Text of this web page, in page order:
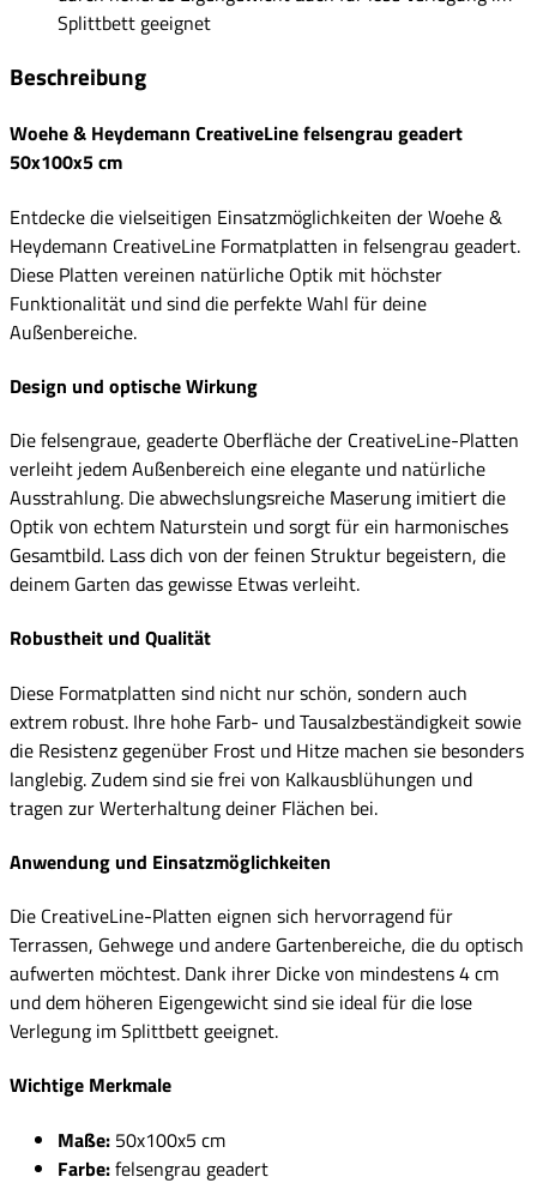
Splittbett geeignet
Beschreibung
Woehe & Heydemann CreativeLine felsengrau geadert
50x100x5 cm
Entdecke die vielseitigen Einsatzmöglichkeiten der Woehe &
Heydemann CreativeLine Formatplatten in felsengrau geadert.
Diese Platten vereinen natürliche Optik mit höchster
Funktionalität und sind die perfekte Wahl für deine
Außenbereiche.
Design und optische Wirkung
Die felsengraue, geaderte Oberfläche der CreativeLine-Platten
verleiht jedem Außenbereich eine elegante und natürliche
Ausstrahlung. Die abwechslungsreiche Maserung imitiert die
Optik von echtem Naturstein und sorgt für ein harmonisches
Gesamtbild. Lass dich von der feinen Struktur begeistern, die
deinem Garten das gewisse Etwas verleiht.
Robustheit und Qualität
Diese Formatplatten sind nicht nur schön, sondern auch
extrem robust. Ihre hohe Farb- und Tausalzbeständigkeit sowie
die Resistenz gegenüber Frost und Hitze machen sie besonders
langlebig. Zudem sind sie frei von Kalkausblühungen und
tragen zur Werterhaltung deiner Flächen bei.
Anwendung und Einsatzmöglichkeiten
Die CreativeLine-Platten eignen sich hervorragend für
Terrassen, Gehwege und andere Gartenbereiche, die du optisch
aufwerten möchtest. Dank ihrer Dicke von mindestens 4 cm
und dem höheren Eigengewicht sind sie ideal für die lose
Verlegung im Splittbett geeignet.
Wichtige Merkmale
Maße: 50x100x5 cm
Farbe:felsengrau geadert